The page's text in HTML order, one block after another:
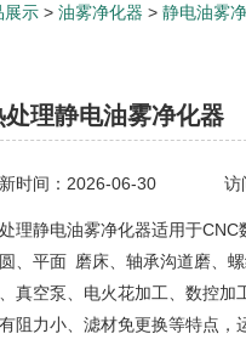
展示 > 油雾净化器 > 静电油雾
处理静电油雾净化器
时间：2026-06-30 访
理静电油雾净化器适用于CNC
、平面 磨床、轴承沟道磨、
真空泵、电火花加工、数控
阻力小、滤材免更换等特点，